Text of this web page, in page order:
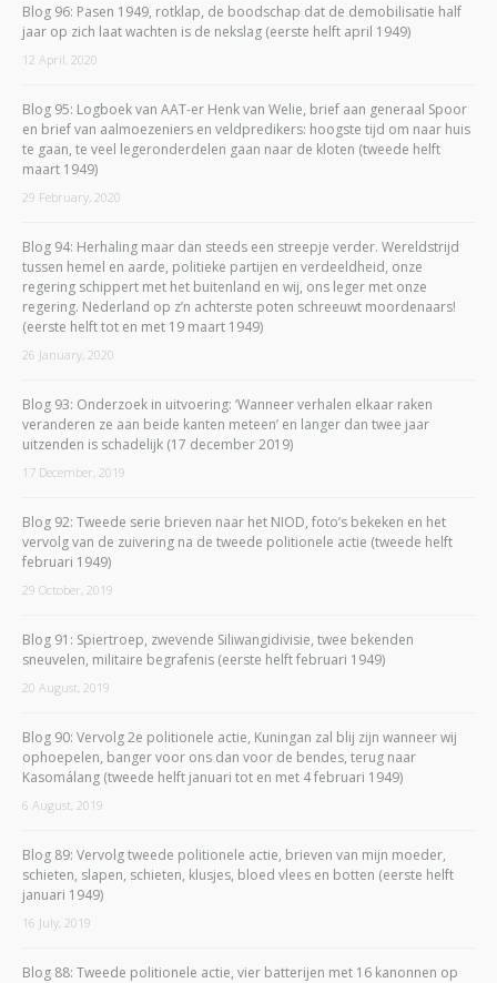
Blog 96: Pasen 1949, rotklap, de boodschap dat de demobilisatie half
jaar op zich laat wachten is de nekslag (eerste helft april 1949)
12 April, 2020
Blog 95: Logboek van AAT-er Henk van Welie, brief aan generaal Spoor
en brief van aalmoezeniers en veldpredikers: hoogste tijd om naar huis
te gaan, te veel legeronderdelen gaan naar de kloten (tweede helft
maart 1949)
29 February, 2020
Blog 94: Herhaling maar dan steeds een streepje verder. Wereldstrijd
tussen hemel en aarde, politieke partijen en verdeeldheid, onze
regering schippert met het buitenland en wij, ons leger met onze
regering. Nederland op z’n achterste poten schreeuwt moordenaars!
(eerste helft tot en met 19 maart 1949)
26 January, 2020
Blog 93: Onderzoek in uitvoering: ‘Wanneer verhalen elkaar raken
veranderen ze aan beide kanten meteen’ en langer dan twee jaar
uitzenden is schadelijk (17 december 2019)
17 December, 2019
Blog 92: Tweede serie brieven naar het NIOD, foto’s bekeken en het
vervolg van de zuivering na de tweede politionele actie (tweede helft
februari 1949)
29 October, 2019
Blog 91: Spiertroep, zwevende Siliwangidivisie, twee bekenden
sneuvelen, militaire begrafenis (eerste helft februari 1949)
20 August, 2019
Blog 90: Vervolg 2e politionele actie, Kuningan zal blij zijn wanneer wij
ophoepelen, banger voor ons dan voor de bendes, terug naar
Kasomálang (tweede helft januari tot en met 4 februari 1949)
6 August, 2019
Blog 89: Vervolg tweede politionele actie, brieven van mijn moeder,
schieten, slapen, schieten, klusjes, bloed vlees en botten (eerste helft
januari 1949)
16 July, 2019
Blog 88: Tweede politionele actie, vier batterijen met 16 kanonnen op